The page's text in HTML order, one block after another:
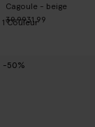
Cagoule - beige
39.9931.99
1Couleur
-50%